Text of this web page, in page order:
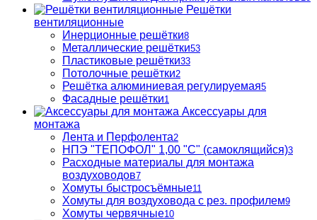
Решётки
вентиляционные
Инерционные решётки8
Металлические решётки53
Пластиковые решётки33
Потолочные решётки2
Решётка алюминиевая регулируемая5
Фасадные решётки1
Аксессуары для
монтажа
Лента и Перфолента2
НПЭ "ТЕПОФОЛ" 1,00 "С" (самоклящийся)3
Расходные материалы для монтажа
воздуховодов7
Хомуты быстросъёмные11
Хомуты для воздуховода с рез. профилем9
Хомуты червячные10